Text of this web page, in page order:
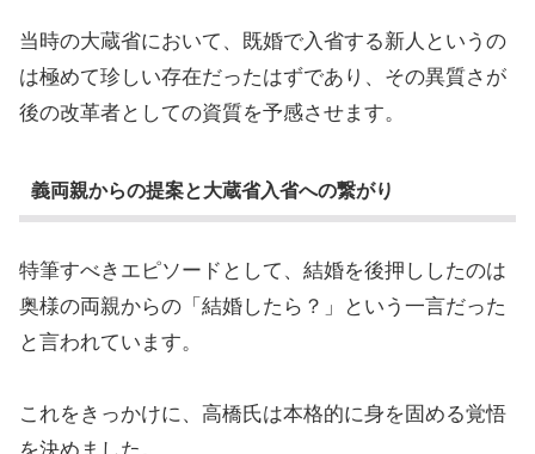
当時の大蔵省において、既婚で入省する新人というの
は極めて珍しい存在だったはずであり、その異質さが
後の改革者としての資質を予感させます。
義両親からの提案と大蔵省入省への繋がり
特筆すべきエピソードとして、結婚を後押ししたのは
奥様の両親からの「結婚したら？」という一言だった
と言われています。
これをきっかけに、高橋氏は本格的に身を固める覚悟